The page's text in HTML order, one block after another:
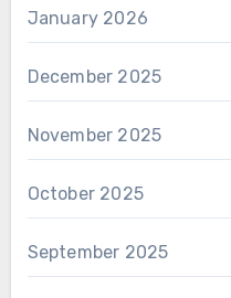
January 2026
December 2025
November 2025
October 2025
September 2025